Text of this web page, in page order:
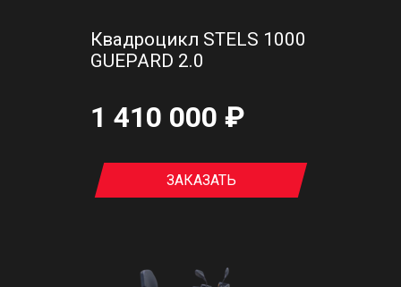
Квадроцикл STELS 1000
GUEPARD 2.0
1 410 000 ₽
ЗАКАЗАТЬ